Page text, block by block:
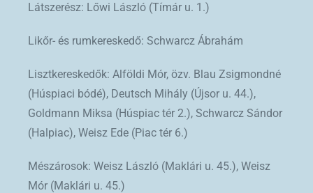
Látszerész: Lőwi László (Tímár u. 1.)
Likőr- és rumkereskedő: Schwarcz Ábrahám
Lisztkereskedők: AlföIdi Mór, özv. Blau Zsigmondné
(Húspiaci bódé), Deutsch Mihály (Újsor u. 44.),
Goldmann Miksa (Húspiac tér 2.), Schwarcz Sándor
(Halpiac), Weisz Ede (Piac tér 6.)
Mészárosok: Weisz László (Maklári u. 45.), Weisz
Mór (Maklári u. 45.)